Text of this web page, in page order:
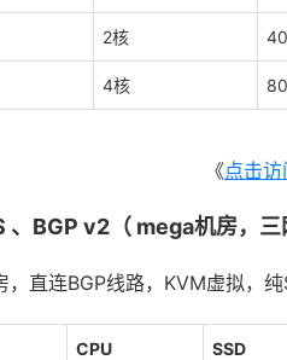
2核
4核
《点击
、BGP v2（ mega机房，三
，直连BGP线路，KVM虚拟，
CPU SSD